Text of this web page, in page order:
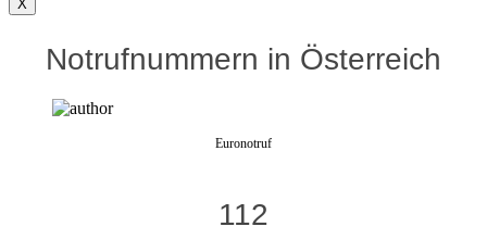
X
Notrufnummern in Österreich
Euronotruf
112